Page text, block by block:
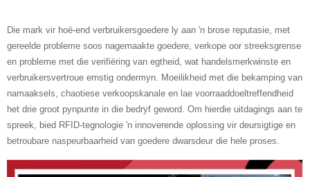
Die mark vir hoë-end verbruikersgoedere ly aan 'n brose reputasie, met
gereelde probleme soos nagemaakte goedere, verkope oor streeksgrense
en probleme met die verifiëring van egtheid, wat handelsmerkwinste en
verbruikersvertroue ernstig ondermyn. Moeilikheid met die bekamping van
namaaksels, chaotiese verkoopskanale en lae voorraaddoeltreffendheid
het drie groot pynpunte in die bedryf geword. Om hierdie uitdagings aan te
spreek, bied RFID-tegnologie 'n innoverende oplossing vir deursigtige en
betroubare naspeurbaarheid van goedere dwarsdeur die hele proses.